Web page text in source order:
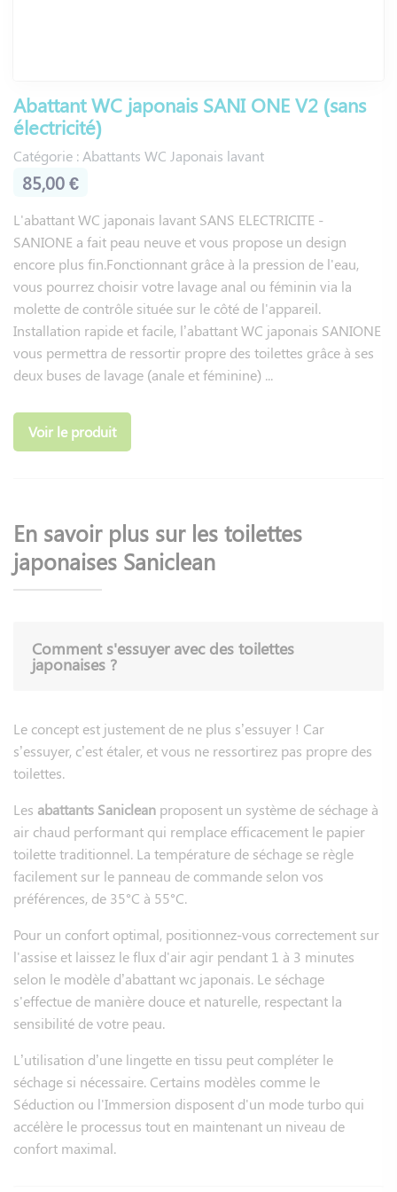
désodorisation automatique transforment chaque utilisation
en moment de bien-être.
Le design épuré des abattants Saniclean s'harmonise
parfaitement avec votre salle de bains, tandis que leur
revêtement antibactérien assure une hygiène irréprochable.
Quel est le prix moyen d'un
abattant WC japonais ?
Lesabattants WC japonais Saniclean s'adaptent à tous les
budgets avec des tarifs allant de 85 € pour le modèle
SANIONE V2 sans électricité à 1 078,30 € pour la version
EVIDENCE aux fonctionnalités haut de gamme.
Le modèle RITUEL, plébiscité pour son excellent rapport
qualité-prix, est proposé à 299,30 €. Pour une expérience
ou bien la désodorisation à partir de 699,30 €.
Lesversions électriquesincluent des options
supplémentaires comme la lunette chauffante, le capteur de
confort optimal au quotidien.
toilettes japonaises avec
douchette intégrée ?
plus prisées par les Français. Ces toilettes ont de nombreux
avantages, notamment en termes d’hygiène avec un
nettoyage doux qui permet d'éviter les infections ou les
irritations. En effet, grâce à leur système de lavage intégré,
les toilettes japonaises permettent de se nettoyer plus
efficacement et ainsi garder une hygiène intime optimale.
Le confort d’une lunette chauffante en hiver ou lors d’un
petit besoin nocturne est également un point fort du WC
japonais. Le séchage à air chaud ou la fonction aspiration
des odeurs deviendront des gestes incontournables lors de
votre passage aux toilettes.
L’économie de papier toilette et la conscience écologique
vous convaincront de passer le cap.
Grâce aux toilettes japonaises chaque femme pourra se
Abattant WC japonais SANI ONE V2 (sans
électricité)
Catégorie : Abattants WC Japonais lavant
85,00 €
L'abattant WC japonais lavant SANS ELECTRICITE -
SANIONE a fait peau neuve et vous propose un design
encore plus fin.Fonctionnant grâce à la pression de l'eau,
vous pourrez choisir votre lavage anal ou féminin via la
molette de contrôle située sur le côté de l'appareil.
Installation rapide et facile, l’abattant WC japonais SANIONE
vous permettra de ressortir propre des toilettes grâce à ses
deux buses de lavage (anale et féminine) ...
Voir le produit
En savoir plus sur les toilettes
japonaises Saniclean
Comment s'essuyer avec des toilettes
japonaises ?
Le concept est justement de ne plus s’essuyer ! Car
s’essuyer, c’est étaler, et vous ne ressortirez pas propre des
toilettes.
Les abattants Saniclean proposent un système de séchage à
air chaud performant qui remplace efficacement le papier
toilette traditionnel. La température de séchage se règle
facilement sur le panneau de commande selon vos
préférences, de 35°C à 55°C.
Pour un confort optimal, positionnez-vous correctement sur
l'assise et laissez le flux d'air agir pendant 1 à 3 minutes
selon le modèle d’abattant wc japonais. Le séchage
s'effectue de manière douce et naturelle, respectant la
sensibilité de votre peau.
L’utilisation d’une lingette en tissu peut compléter le
séchage si nécessaire. Certains modèles comme le
Séduction ou l'Immersion disposent d'un mode turbo qui
accélère le processus tout en maintenant un niveau de
confort maximal.